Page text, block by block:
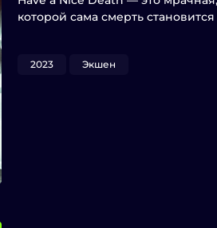
которой сама смерть
2023 Экшен